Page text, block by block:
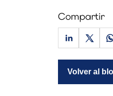
Compartir
Volver al